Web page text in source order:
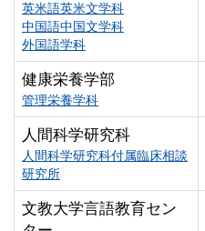
英米語英米文学科
中国語中国文学科
外国語学科
健康栄養学部
管理栄養学科
人間科学研究科
人間科学研究科付属臨床相談
研究所
文教大学言語教育セン